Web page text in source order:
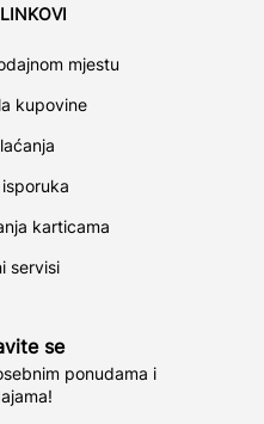
mjestu
kupovine
karticama
servisi
se
ponudama i